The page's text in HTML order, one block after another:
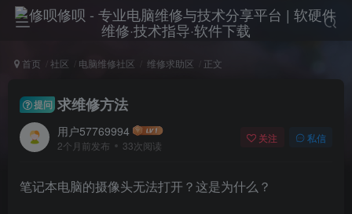
首页 社区 电脑维修社区 维修求助区 正文
提问 求维修方法
用户57769994
2个月前发布 33次阅读
关注 私信
笔记本电脑的摄像头无法打开？这是为什么？